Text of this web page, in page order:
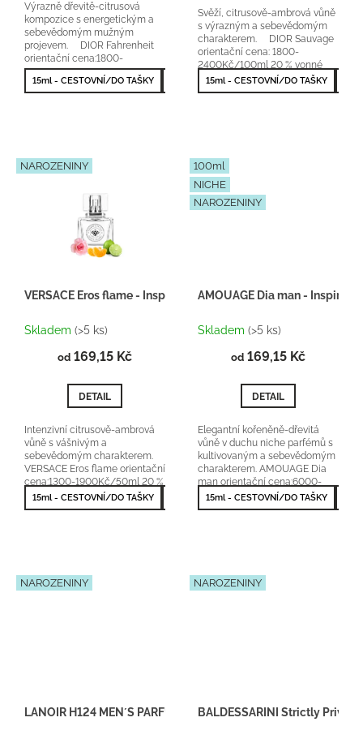
Výrazně dřevitě-citrusová
kompozice s energetickým a
sebevědomým mužným
projevem. DIOR Fahrenheit
orientační cena:1800-
2600Kč/100ml 25 % vonné
esence...
15ml - CESTOVNÍ/DO TAŠKY 50ml - NEJPRODÁVANĚJŠÍ 100ml -
Svěží, citrusově-ambrová vůně
s výrazným a sebevědomým
charakterem. DIOR Sauvage
orientační cena: 1800-
2400Kč/100ml 20 % vonné
esence
15ml - CESTOVNÍ/DO TAŠKY
NAROZENINY
VERSACE Eros flame - Inspirace H150
Skladem (>5 ks)
od 169,15 Kč
DETAIL
Intenzivní citrusově-ambrová
vůně s vášnivým a
sebevědomým charakterem.
VERSACE Eros flame orientační
cena:1300-1900Kč/50ml 20 %
vonné esence
15ml - CESTOVNÍ/DO TAŠKY 50ml - NEJPRODÁVANĚJŠÍ
100ml
NICHE
NAROZENINY
AMOUAGE Dia man - Inspirace
Skladem (>5 ks)
od 169,15 Kč
DETAIL
Elegantní kořeněně-dřevitá
vůně v duchu niche parfémů s
kultivovaným a sebevědomým
charakterem. AMOUAGE Dia
man orientační cena:6000-
8500Kč/100ml 25 % vonné
esence
15ml - CESTOVNÍ/DO TAŠKY
NAROZENINY
LANOIR H124 MEN´S PARFUM
NAROZENINY
BALDESSARINI Strictly